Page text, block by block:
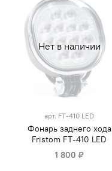
Нет в наличии
арт. FT-410 LED
Фонарь заднего хода
Fristom FT-410 LED
1 800 ₽